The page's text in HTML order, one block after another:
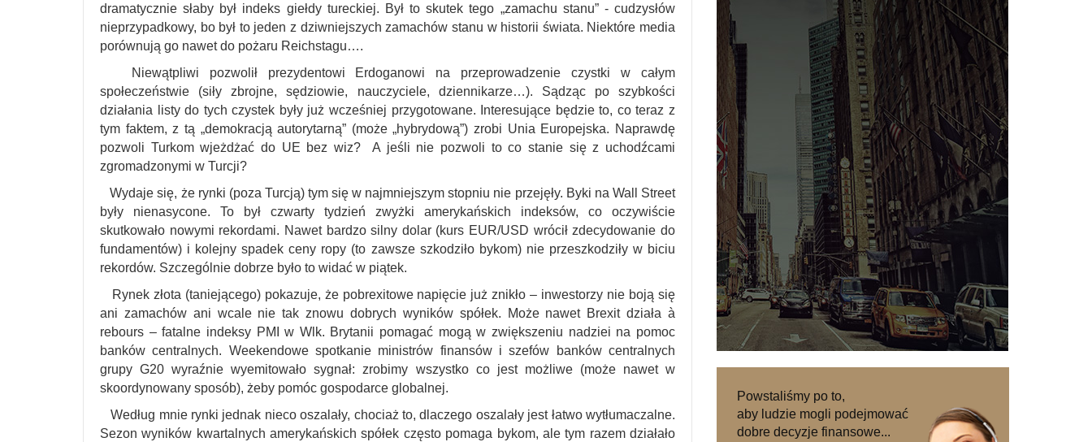
dramatycznie słaby był indeks giełdy tureckiej. Był to skutek tego „zamachu stanu” - cudzysłów
nieprzypadkowy, bo był to jeden z dziwniejszych zamachów stanu w historii świata. Niektóre media
porównują go nawet do pożaru Reichstagu….
Niewątpliwi pozwolił prezydentowi Erdoganowi na przeprowadzenie czystki w całym
społeczeństwie (siły zbrojne, sędziowie, nauczyciele, dziennikarze…). Sądząc po szybkości
działania listy do tych czystek były już wcześniej przygotowane. Interesujące będzie to, co teraz z
tym faktem, z tą „demokracją autorytarną” (może „hybrydową”) zrobi Unia Europejska. Naprawdę
pozwoli Turkom wjeżdżać do UE bez wiz? A jeśli nie pozwoli to co stanie się z uchodźcami
zgromadzonymi w Turcji?
Wydaje się, że rynki (poza Turcją) tym się w najmniejszym stopniu nie przejęły. Byki na Wall Street
były nienasycone. To był czwarty tydzień zwyżki amerykańskich indeksów, co oczywiście
skutkowało nowymi rekordami. Nawet bardzo silny dolar (kurs EUR/USD wrócił zdecydowanie do
fundamentów) i kolejny spadek ceny ropy (to zawsze szkodziło bykom) nie przeszkodziły w biciu
rekordów. Szczególnie dobrze było to widać w piątek.
Rynek złota (taniejącego) pokazuje, że pobrexitowe napięcie już znikło – inwestorzy nie boją się
ani zamachów ani wcale nie tak znowu dobrych wyników spółek. Może nawet Brexit działa à
rebours – fatalne indeksy PMI w Wlk. Brytanii pomagać mogą w zwiększeniu nadziei na pomoc
banków centralnych. Weekendowe spotkanie ministrów finansów i szefów banków centralnych
grupy G20 wyraźnie wyemitowało sygnał: zrobimy wszystko co jest możliwe (może nawet w
skoordynowany sposób), żeby pomóc gospodarce globalnej.
Według mnie rynki jednak nieco oszalały, chociaż to, dlaczego oszalały jest łatwo wytłumaczalne.
Sezon wyników kwartalnych amerykańskich spółek często pomaga bykom, ale tym razem działało
Powstaliśmy po to,
aby ludzie mogli podejmować
dobre decyzje finansowe...